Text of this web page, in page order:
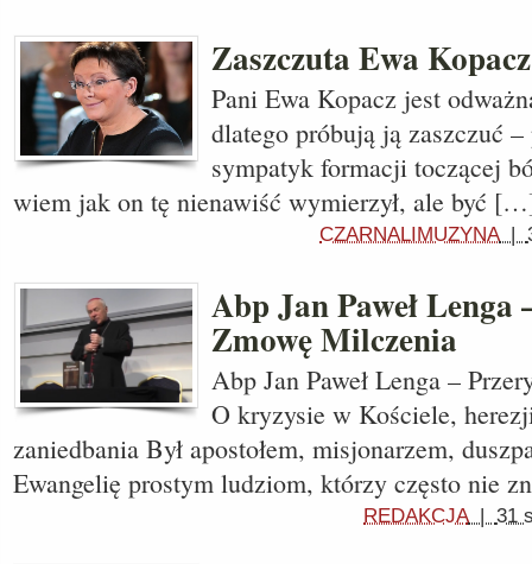
Zaszczuta Ewa
Pani Ewa Kopacz jest
dlatego próbują ją zaszczuć
sympatyk formacji toczącej
wiem jak on tę nienawiść wymierzył, ale być
CZARNALIMUZYNA|
Abp Jan Paweł
Zmowę Milczenia
Abp Jan Paweł Lenga –
O kryzysie w Kościele,
zaniedbania Był apostołem, misjonarzem,
Ewangelię prostym ludziom, którzy często nie
REDAKCJA| 31